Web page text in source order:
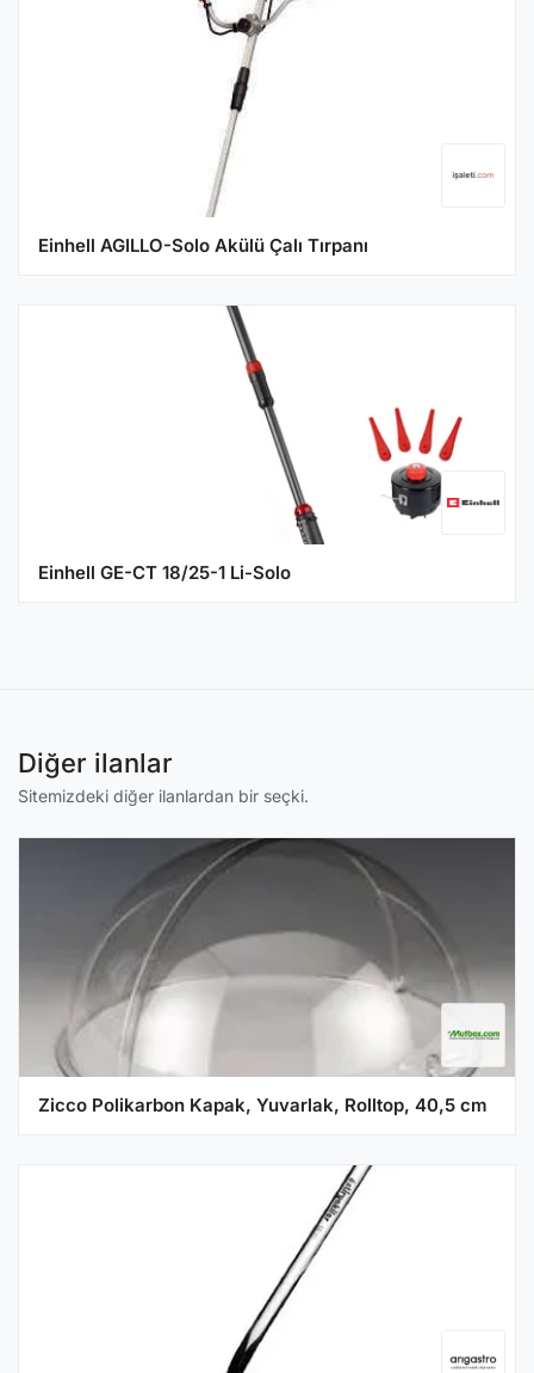
Einhell AGILLO-Solo Akülü Çalı Tırpanı
Einhell GE-CT 18/25-1 Li-Solo
Diğer ilanlar
Sitemizdeki diğer ilanlardan bir seçki.
Zicco Polikarbon Kapak, Yuvarlak, Rolltop, 40,5 cm